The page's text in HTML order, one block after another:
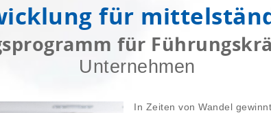
für
für
Unternehmen
In Zeiten von Wandel